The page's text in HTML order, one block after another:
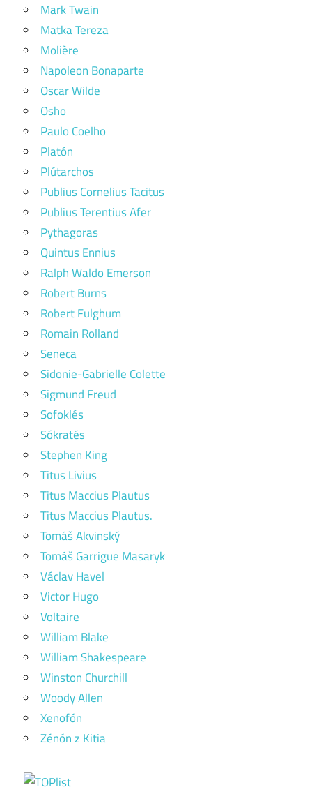
Mark Twain
Matka Tereza
Molière
Napoleon Bonaparte
Oscar Wilde
Osho
Paulo Coelho
Platón
Plútarchos
Publius Cornelius Tacitus
Publius Terentius Afer
Pythagoras
Quintus Ennius
Ralph Waldo Emerson
Robert Burns
Robert Fulghum
Romain Rolland
Seneca
Sidonie-Gabrielle Colette
Sigmund Freud
Sofoklés
Sókratés
Stephen King
Titus Livius
Titus Maccius Plautus
Titus Maccius Plautus.
Tomáš Akvinský
Tomáš Garrigue Masaryk
Václav Havel
Victor Hugo
Voltaire
William Blake
William Shakespeare
Winston Churchill
Woody Allen
Xenofón
Zénón z Kitia